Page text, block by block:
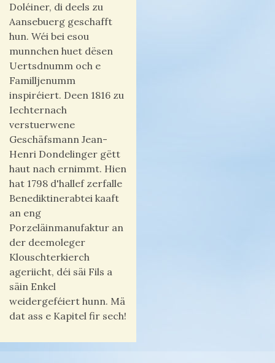
Doléiner, di deels zu
Aansebuerg geschafft
hun. Wéi bei esou
munnchen huet dësen
Uertsdnumm och e
Familljenumm
inspiréiert. Deen 1816 zu
Iechternach
verstuerwene
Geschäfsmann Jean-
Henri Dondelinger gëtt
haut nach ernimmt. Hien
hat 1798 d'hallef zerfalle
Benediktinerabtei kaaft
an eng
Porzeläinmanufaktur an
der deemoleger
Klouschterkierch
ageriicht, déi säi Fils a
säin Enkel
weidergeféiert hunn. Mä
dat ass e Kapitel fir sech!